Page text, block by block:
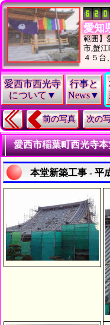
愛知
範囲】
市,蟹
４５台
愛西市西光寺
について▼
行事と
News▼
前の写真 次の
愛西市稲葉町西光寺本堂内装工事・本
本堂新築工事 - 平